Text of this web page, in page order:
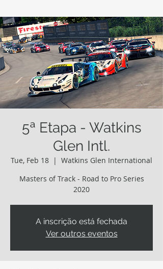
5ª Etapa - Watkins
Glen Intl.
Tue, Feb 18
  |
Watkins Glen International
Masters of Track - Road to Pro Series
2020
A inscrição está fechada
Ver outros eventos